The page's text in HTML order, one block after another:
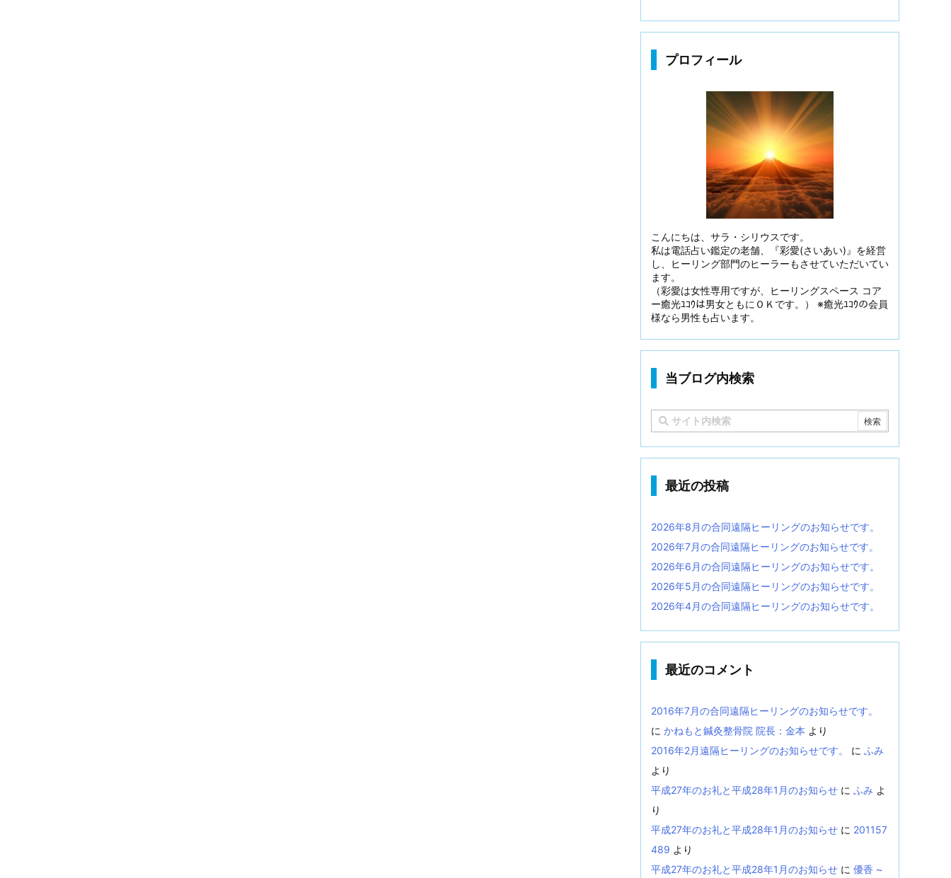
プロフィール
こんにちは、サラ・シリウスです。
私は電話占い鑑定の老舗、『彩愛(さいあい)』を経営
し、ヒーリング部門のヒーラーもさせていただいてい
ます。
（彩愛は女性専用ですが、ヒーリングスペース コア
ー癒光ﾕｺｳは男女ともにＯＫです。） ※癒光ﾕｺｳの会員
様なら男性も占います。
当ブログ内検索
最近の投稿
2026年8月の合同遠隔ヒーリングのお知らせです。
2026年7月の合同遠隔ヒーリングのお知らせです。
2026年6月の合同遠隔ヒーリングのお知らせです。
2026年5月の合同遠隔ヒーリングのお知らせです。
2026年4月の合同遠隔ヒーリングのお知らせです。
最近のコメント
2016年7月の合同遠隔ヒーリングのお知らせです。
に かねもと鍼灸整骨院 院長：金本 より
2016年2月遠隔ヒーリングのお知らせです。
に ふみ
より
平成27年のお礼と平成28年1月のお知らせ に ふみ よ
り
平成27年のお礼と平成28年1月のお知らせ に 201157
489 より
平成27年のお礼と平成28年1月のお知らせ に 優香 ~